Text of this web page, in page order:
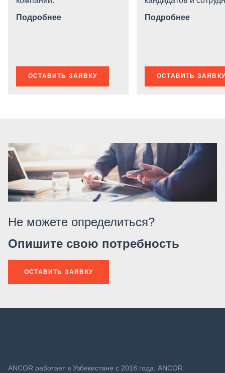
Подробнее
ОСТАВИТЬ ЗАЯВКУ
Подробнее
ОСТАВИТЬ ЗАЯВКУ
Не можете определиться?
Опишите свою потребность
ОСТАВИТЬ ЗАЯВКУ
ANСOR работает в Узбекистане с 2018 года. ANCOR